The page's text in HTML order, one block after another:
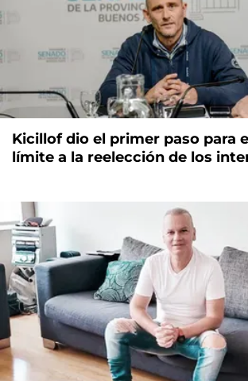
Kicillof dio el primer paso para
límite a la reelección de los